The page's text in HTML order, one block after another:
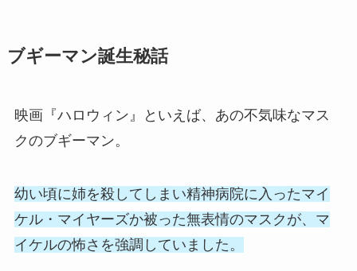
ブギーマン誕生秘話
映画『ハロウィン』といえば、あの不気味なマス
クのブギーマン。
幼い頃に姉を殺してしまい精神病院に入ったマイ
ケル・マイヤーズか被った無表情のマスクが、マ
イケルの怖さを強調していました。